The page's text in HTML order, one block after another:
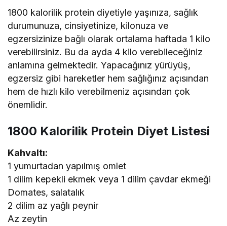
1800 kalorilik protein diyetiyle yaşınıza, sağlık
durumunuza, cinsiyetinize, kilonuza ve
egzersizinize bağlı olarak ortalama haftada 1 kilo
verebilirsiniz. Bu da ayda 4 kilo verebileceğiniz
anlamına gelmektedir. Yapacağınız yürüyüş,
egzersiz gibi hareketler hem sağlığınız açısından
hem de hızlı kilo verebilmeniz açısından çok
önemlidir.
1800 Kalorilik Protein Diyet Listesi
Kahvaltı:
1 yumurtadan yapılmış omlet
1 dilim kepekli ekmek veya 1 dilim çavdar ekmeği
Domates, salatalık
2 dilim az yağlı peynir
Az zeytin